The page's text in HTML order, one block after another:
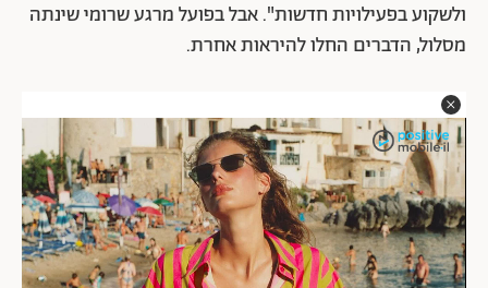
ולשקוע בפעילויות חדשות". אבל בפועל מרגע שרומי שינתה
מסלול, הדברים החלו להיראות אחרת.